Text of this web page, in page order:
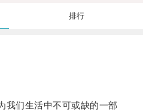
排行
们生活中不可或缺的一部